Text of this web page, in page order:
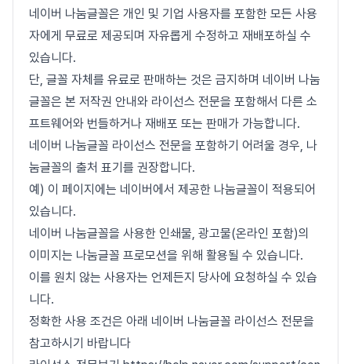
네이버 나눔글꼴은 개인 및 기업 사용자를 포함한 모든 사용
자에게 무료로 제공되며 자유롭게 수정하고 재배포하실 수
있습니다.
단, 글꼴 자체를 유료로 판매하는 것은 금지하며 네이버 나눔
글꼴은 본 저작권 안내와 라이선스 전문을 포함해서 다른 소
프트웨어와 번들하거나 재배포 또는 판매가 가능합니다.
네이버 나눔글꼴 라이선스 전문을 포함하기 어려울 경우, 나
눔글꼴의 출처 표기를 권장합니다.
예) 이 페이지에는 네이버에서 제공한 나눔글꼴이 적용되어
있습니다.
네이버 나눔글꼴을 사용한 인쇄물, 광고물(온라인 포함)의
이미지는 나눔글꼴 프로모션을 위해 활용될 수 있습니다.
이를 원치 않는 사용자는 언제든지 당사에 요청하실 수 있습
니다.
정확한 사용 조건은 아래 네이버 나눔글꼴 라이선스 전문을
참고하시기 바랍니다